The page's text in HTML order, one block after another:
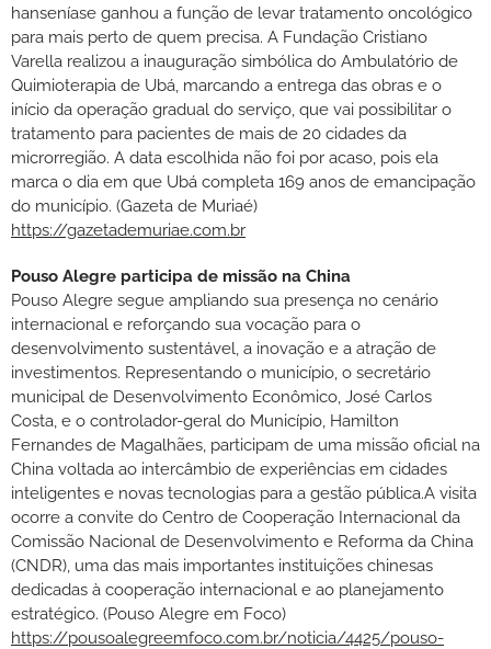
hanseníase ganhou a função de levar tratamento oncológico
para mais perto de quem precisa. A Fundação Cristiano
Varella realizou a inauguração simbólica do Ambulatório de
Quimioterapia de Ubá, marcando a entrega das obras e o
início da operação gradual do serviço, que vai possibilitar o
tratamento para pacientes de mais de 20 cidades da
microrregião. A data escolhida não foi por acaso, pois ela
marca o dia em que Ubá completa 169 anos de emancipação
do município. (Gazeta de Muriaé)
https://gazetademuriae.com.br
Pouso Alegre participa de missão na China
Pouso Alegre segue ampliando sua presença no cenário
internacional e reforçando sua vocação para o
desenvolvimento sustentável, a inovação e a atração de
investimentos. Representando o município, o secretário
municipal de Desenvolvimento Econômico, José Carlos
Costa, e o controlador-geral do Município, Hamilton
Fernandes de Magalhães, participam de uma missão oficial na
China voltada ao intercâmbio de experiências em cidades
inteligentes e novas tecnologias para a gestão pública.A visita
ocorre a convite do Centro de Cooperação Internacional da
Comissão Nacional de Desenvolvimento e Reforma da China
(CNDR), uma das mais importantes instituições chinesas
dedicadas à cooperação internacional e ao planejamento
estratégico. (Pouso Alegre em Foco)
https://pousoalegreemfoco.com.br/noticia/4425/pouso-